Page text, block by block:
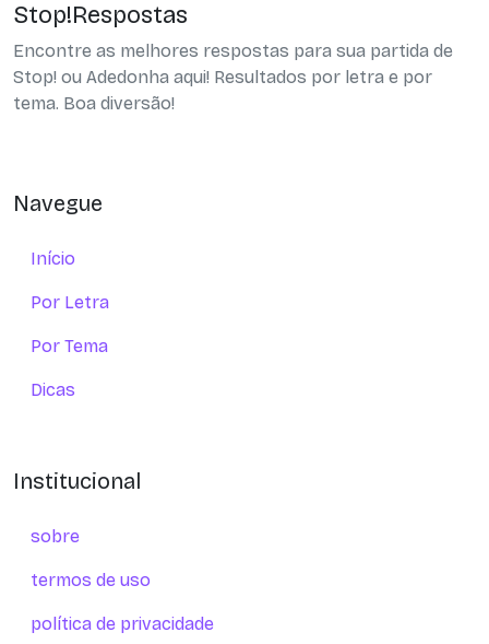
Stop!Respostas
Encontre as melhores respostas para sua partida de
Stop! ou Adedonha aqui! Resultados por letra e por
tema. Boa diversão!
Navegue
Início
Por Letra
Por Tema
Dicas
Institucional
sobre
termos de uso
política de privacidade